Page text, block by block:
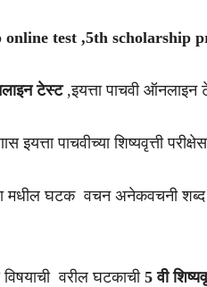
test ,5th scholarship
टेस्ट ,इयत्ता पाचवी ऑनलाइन
इयत्ता पाचवीच्या शिष्यवृत्ती
मधील घटक वचन अनेकवचनी
वरील घटकाची 5 वी